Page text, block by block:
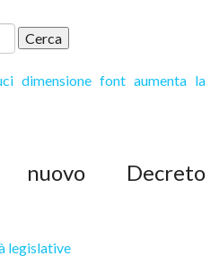
dimensione font aumenta la
Decreto
legislative